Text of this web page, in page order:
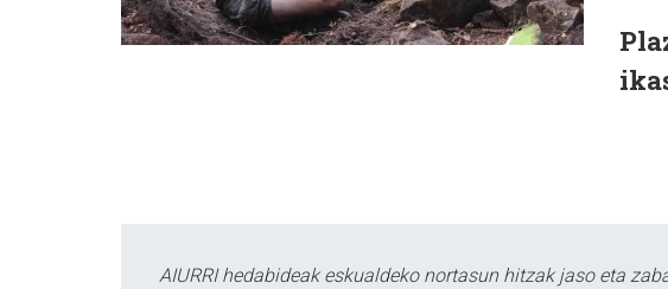
AIURRI hedabideak eskualdeko nortasun hitzak jaso eta